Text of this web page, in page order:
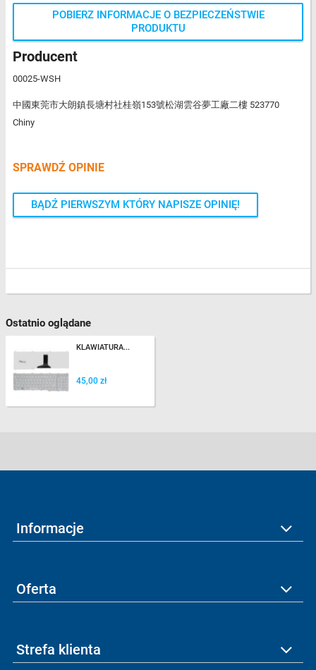
POBIERZ INFORMACJE O BEZPIECZEŃSTWIE
PRODUKTU
Producent
00025-WSH
中國東莞市大朗鎮長塘村社桂嶺153號松湖雲谷夢工廠二樓 523770
Chiny
SPRAWDŹ OPINIE
BĄDŹ PIERWSZYM KTÓRY NAPISZE OPINIĘ!
Ostatnio oglądane
KLAWIATURA...
45,00 zł
Informacje
Oferta
Strefa klienta